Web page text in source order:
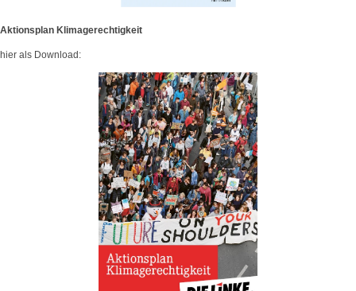
Aktionsplan Klimagerechtigkeit
hier als Download: